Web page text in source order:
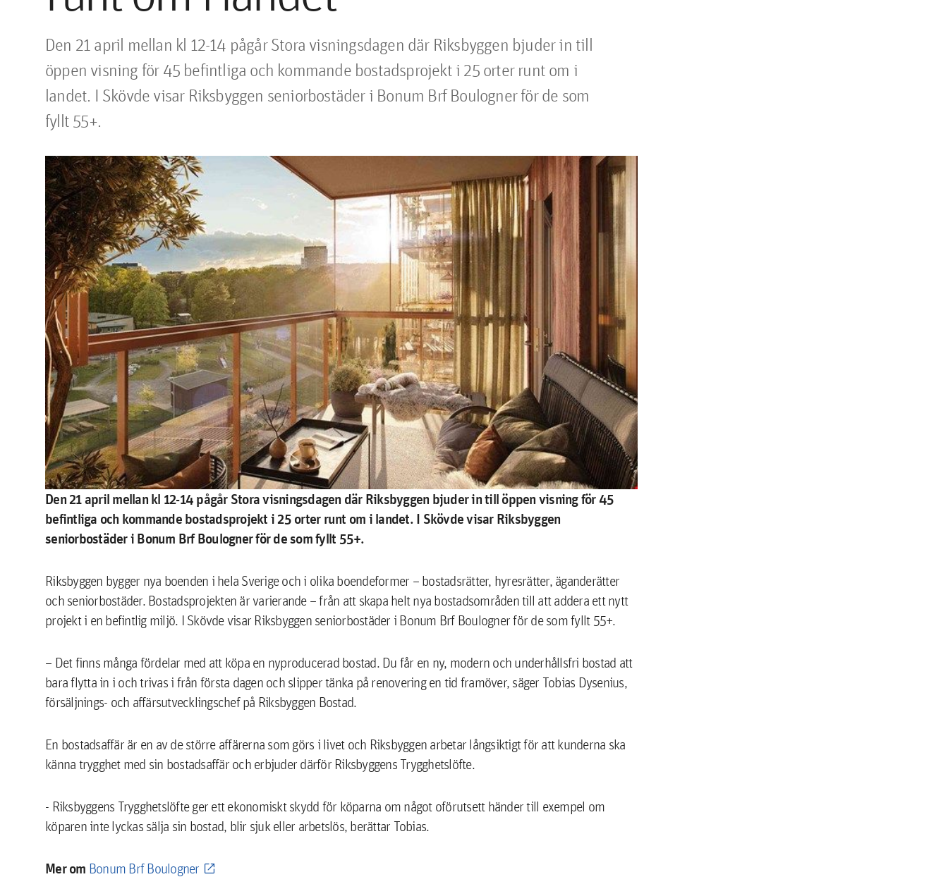
Den 21 april mellan kl 12-14 pågår Stora visningsdagen där Riksbyggen bjuder in till
öppen visning för 45 befintliga och kommande bostadsprojekt i 25 orter runt om i
landet. I Skövde visar Riksbyggen seniorbostäder i Bonum Brf Boulogner för de som
fyllt 55+.
Den 21 april mellan kl 12-14 pågår Stora visningsdagen där Riksbyggen bjuder in till öppen visning för45
befintliga och kommande bostadsprojekt i25 orter runt om i landet. I Skövdevisar Riksbyggen
seniorbostäder i Bonum Brf Boulogner för de som fyllt 55+.
Riksbyggen bygger nya boenden i hela Sverige och i olika boendeformer – bostadsrätter, hyresrätter, äganderätter
och seniorbostäder. Bostadsprojekten är varierande – från att skapa helt nya bostadsområden till att addera ett nytt
projekt i en befintlig miljö. I Skövde visar Riksbyggen seniorbostäder i Bonum Brf Boulogner för de som fyllt 55+.
– Det finns många fördelar med att köpa en nyproducerad bostad. Du får en ny, modern och underhållsfri bostad att
bara flytta in i och trivas i från första dagen och slipper tänka på renovering en tid framöver, säger Tobias Dysenius,
försäljnings- och affärsutvecklingschef på Riksbyggen Bostad.
En bostadsaffär är en av de större affärerna som görs i livet och Riksbyggen arbetar långsiktigt för att kunderna ska
känna trygghet med sin bostadsaffär och erbjuder därför Riksbyggens Trygghetslöfte.
- Riksbyggens Trygghetslöfte ger ett ekonomiskt skydd för köparna om något oförutsett händer till exempel om
köparen inte lyckas sälja sin bostad, blir sjuk eller arbetslös, berättar Tobias.
Mer om Bonum Brf Boulogner